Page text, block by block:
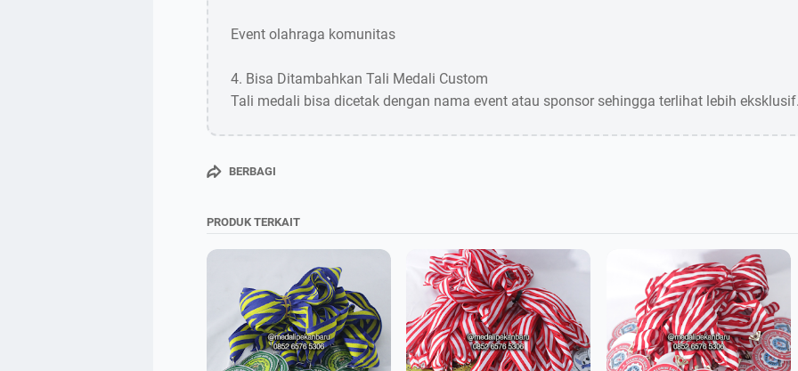
Event olahraga komunitas
4. Bisa Ditambahkan Tali Medali Custom
Tali medali bisa dicetak dengan nama event atau sponsor sehingga terlihat lebih
BERBAGI
PRODUK TERKAIT